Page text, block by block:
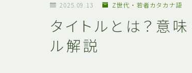
2025.09.13 Z世代・若者カタカナ語
タイトルとは？意
ル解説